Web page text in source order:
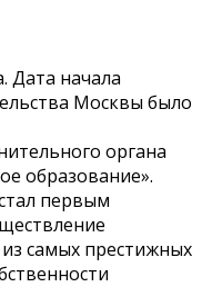
Дата начала
Москвы было
органа
образование».
первым
самых престижных